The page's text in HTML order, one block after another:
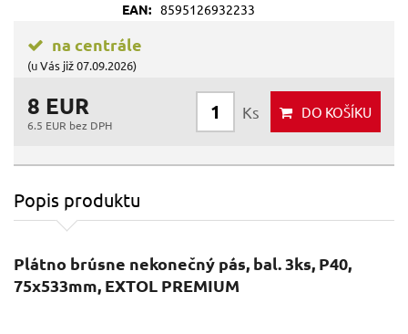
EAN: 8595126932233
na centrále
(u Vás již 07.09.2026)
8 EUR
6.5 EUR bez DPH
Ks DO KOŠÍKU
Popis produktu
Plátno brúsne nekonečný pás, bal. 3ks, P40,
75x533mm, EXTOL PREMIUM